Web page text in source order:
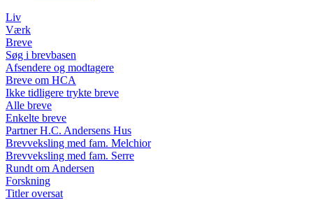
Liv
Værk
Breve
Søg i brevbasen
Afsendere og modtagere
Breve om HCA
Ikke tidligere trykte breve
Alle breve
Enkelte breve
Partner H.C. Andersens Hus
Brevveksling med fam. Melchior
Brevveksling med fam. Serre
Rundt om Andersen
Forskning
Titler oversat